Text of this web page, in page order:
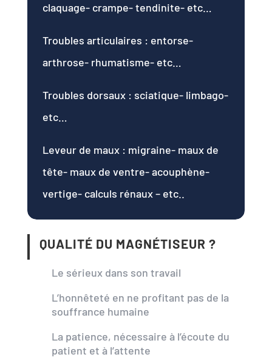
claquage- crampe- tendinite- etc…
Troubles articulaires : entorse-
arthrose- rhumatisme- etc…
Troubles dorsaux : sciatique- limbago-
etc…
Leveur de maux : migraine- maux de
tête- maux de ventre- acouphène-
vertige- calculs rénaux – etc..
QUALITÉ DU MAGNÉTISEUR ?
Le sérieux dans son travail
L’honnêteté en ne profitant pas de la
souffrance humaine
La patience, nécessaire à l’écoute du
patient et à l’attente